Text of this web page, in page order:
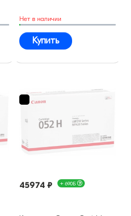
Нет в наличии
Купить
45974 ₽ + 690Б